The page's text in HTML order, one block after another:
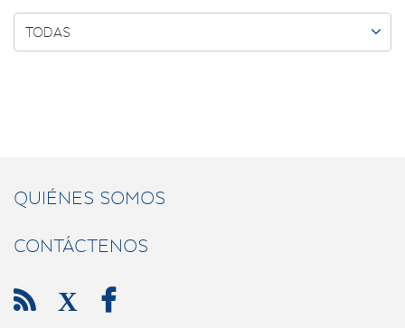
TODAS 
QUIÉNES SOMOS
CONTÁCTENOS
 X 